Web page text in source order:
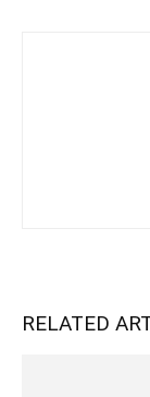
RELATED